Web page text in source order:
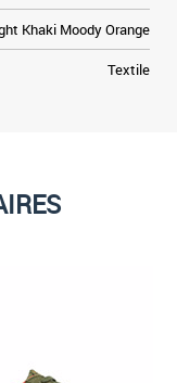
Khaki Moody Orange
Textile